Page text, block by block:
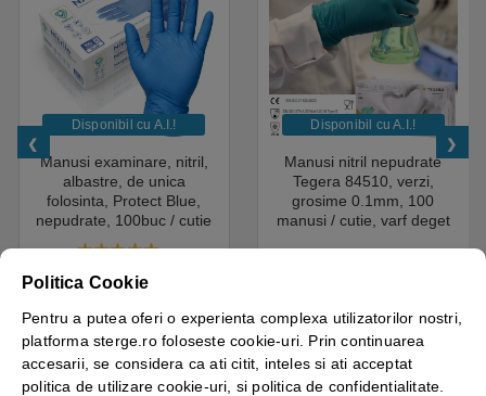
Disponibil cu A.I.​!
Manusi examinare, nitril,
albastre, de unica
folosinta, Protect Blue,
nepudrate, 100buc / cutie
pentru medical, HoReCa,
industrial, calitate premium
18.05lei+ TVA
Vezi detalii
Disponibil cu A.I.​!
Manusi nitril nepudrate
Tegera 84510, verzi,
grosime 0.1mm, 100
manusi / cutie, varf deget
Vezi detalii
Politica Cookie
Pentru a putea oferi o experienta complexa utilizatorilor nostri,
platforma sterge.ro foloseste cookie-uri. Prin continuarea
accesarii, se considera ca ati citit, inteles si ati acceptat
politica de utilizare cookie-uri, si politica de confidentialitate.